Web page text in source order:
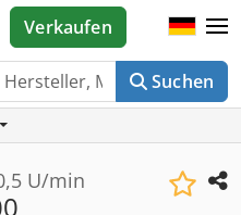
Suchen
Verkaufen
U/min